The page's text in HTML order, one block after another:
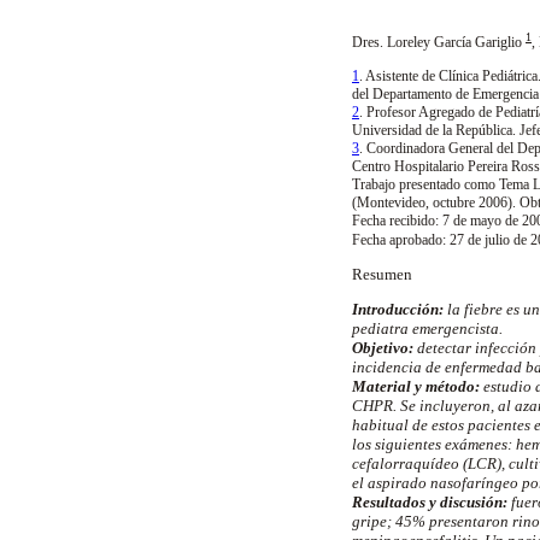
Dres. Loreley García Gariglio 1,
1. Asistente de Clínica
del Departamento de
2. Profesor Agregado de
Universidad de la República.
3. Coordinadora General del
Centro Hospitalario Pereira
Trabajo presentado como Tema
(Montevideo, octubre 2006).
Fecha recibido: 7 de mayo de
Fecha aprobado: 27 de julio de
Resumen
Introducción: la fiebre es
pediatra emergencista.
Objetivo: detectar
incidencia de enfermedad
Material y método: estudio
CHPR. Se incluyeron, al
habitual de estos pacientes
los siguientes exámenes:
cefalorraquídeo (LCR),
el aspirado nasofaríngeo
Resultados y discusión:
gripe; 45% presentaron